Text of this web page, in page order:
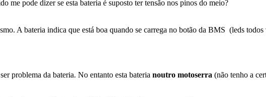
me pode dizer se esta bateria é suposto ter tensão nos pinos do meio?
A bateria indica que está boa quando se carrega no botão da BMS (leds todos
problema da bateria. No entanto esta bateria noutro motoserra (não tenho a